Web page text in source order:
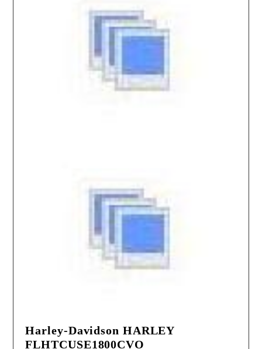
Harley-Davidson HARLEY
FLHTCUSE1800CVO